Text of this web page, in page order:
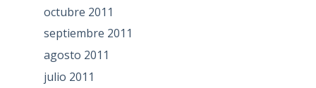
octubre 2011
septiembre 2011
agosto 2011
julio 2011